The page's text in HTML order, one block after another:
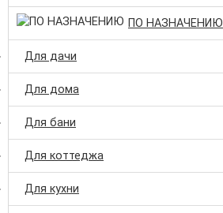
ПО НАЗНАЧЕНИЮ
Для дачи
Для дома
Для бани
Для коттеджа
Для кухни